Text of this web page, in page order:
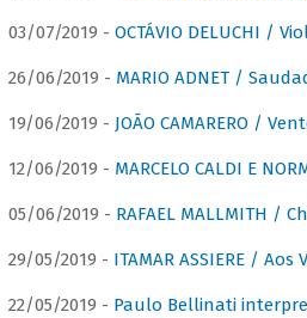
03/07/2019 - OCTÁVIO DELUCHI /
26/06/2019 - MARIO ADNET /
19/06/2019 - JOÃO CAMARERO /
12/06/2019 - MARCELO CALDI E
05/06/2019 - RAFAEL MALLMITH /
29/05/2019 - ITAMAR ASSIERE / Aos
22/05/2019 - Paulo Bellinati